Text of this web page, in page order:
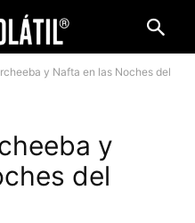
y Nafta en las Noches del
y
del